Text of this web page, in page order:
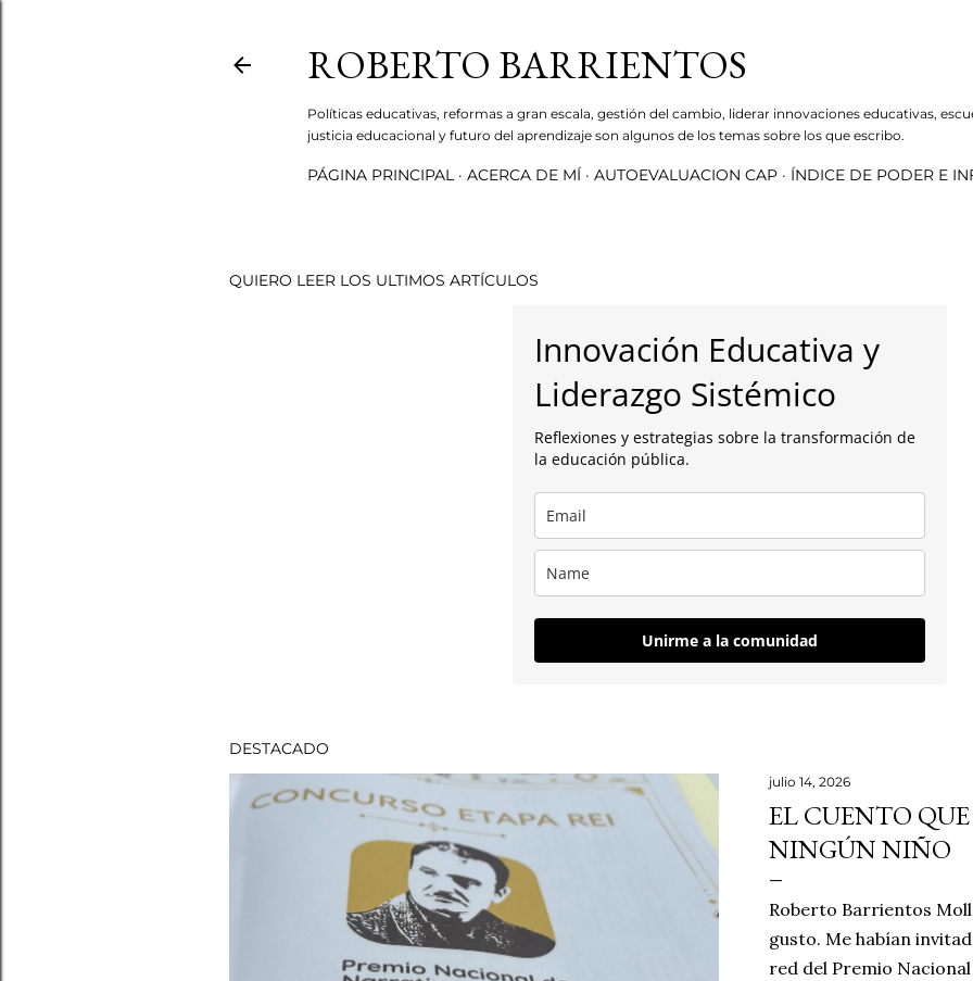
ROBERTO BARRIENTOS
Políticas educativas, reformas a gran escala, gestión del cambio, liderar innovaciones educativas,
justicia educacional y futuro del aprendizaje son algunos de los temas sobre los que escribo.
PÁGINA PRINCIPAL ACERCA DE MÍ AUTOEVALUACION CAP ÍNDICE DE PODER E
QUIERO LEER LOS ULTIMOS ARTÍCULOS
Innovación Educativa y
Liderazgo Sistémico
Reflexiones y estrategias sobre la transformación de
la educación pública.
Unirme a la comunidad
DESTACADO
julio 14, 2026
EL CUENTO
NINGÚN NIÑO
Roberto Barrientos
gusto. Me habían
red del Premio